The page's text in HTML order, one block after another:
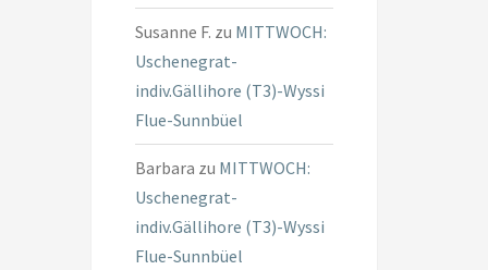
Susanne F. zu MITTWOCH:
Uschenegrat-
indiv.Gällihore (T3)-Wyssi
Flue-Sunnbüel
Barbara zu MITTWOCH:
Uschenegrat-
indiv.Gällihore (T3)-Wyssi
Flue-Sunnbüel